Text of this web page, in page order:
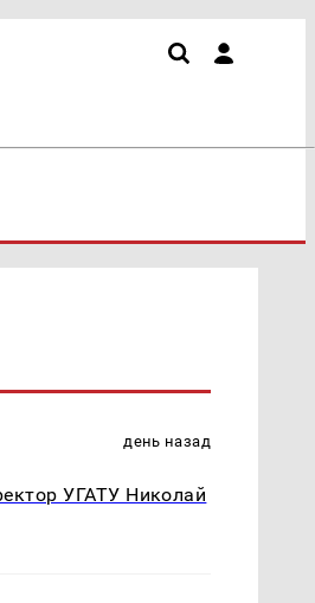
день назад
УГАТУ Николай